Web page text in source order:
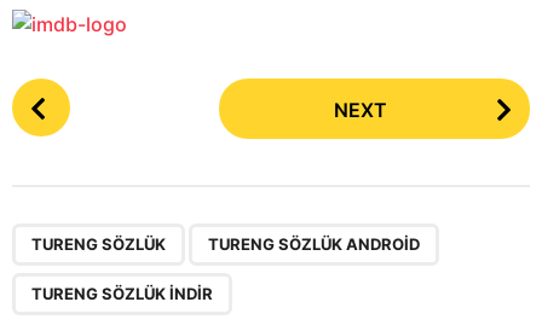
P
o
NEXT
TURENG SÖZLÜK TURENG SÖZLÜK ANDROID
TURENG SÖZLÜK INDIR